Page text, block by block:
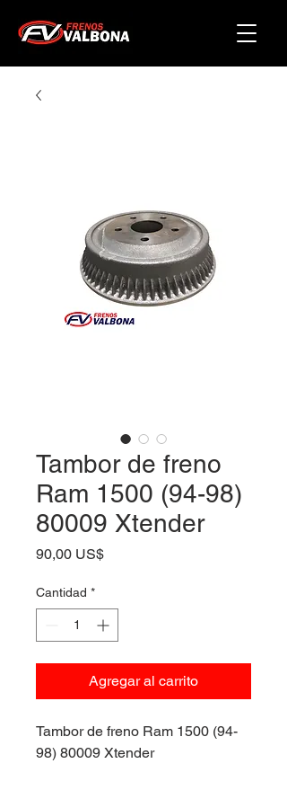
Tambor de freno
Ram 1500 (94-98)
80009 Xtender
90,00 US$Precio
Cantidad *
Agregar al carrito
Tambor de freno Ram 1500 (94-
98) 80009 Xtender